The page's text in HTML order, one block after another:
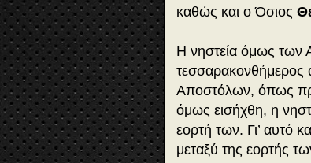
καθώς και ο Όσιος
Η νηστεία όμως των
τεσσαρακονθήμερος
Αποστόλων, όπως
όμως εισήχθη, η
εορτή των. Γι’ αυτό
μεταξύ της εορτής